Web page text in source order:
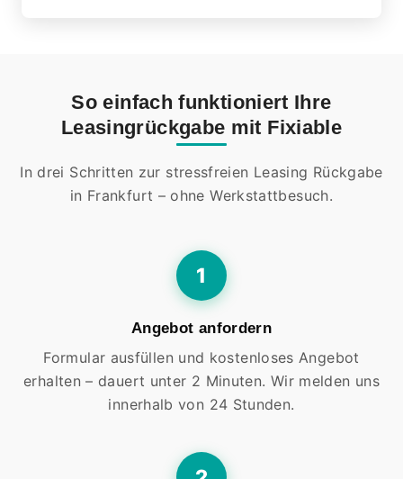
So einfach funktioniert Ihre
Leasingrückgabe mit Fixiable
In drei Schritten zur stressfreien Leasing Rückgabe
in Frankfurt – ohne Werkstattbesuch.
1
Angebot anfordern
Formular ausfüllen und kostenloses Angebot
erhalten – dauert unter 2 Minuten. Wir melden uns
innerhalb von 24 Stunden.